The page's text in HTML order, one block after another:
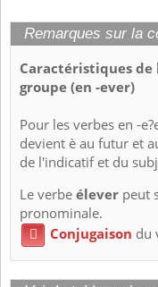
Remarques sur la
Caractéristiques
groupe (en -ever)
Pour les verbes en -
devient è au futur et
de l'indicatif et du
Le verbeélever peut
pronominale.
 Conjugaison du